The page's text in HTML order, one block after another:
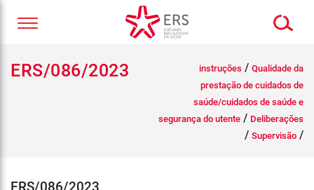
ERS/086/2023 instruções / Qualidade da
prestação de cuidados de
saúde/cuidados de saúde e
segurança do utente / Deliberações
/ Supervisão /